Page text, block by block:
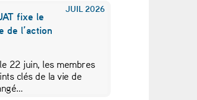
JUIL 2026
fixe le
de l’action
22 juin, les membres
clés de la vie de